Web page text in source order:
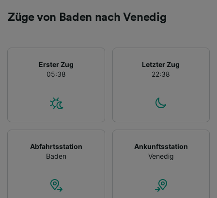
Züge von Baden nach Venedig
Erster Zug
05:38
Letzter Zug
22:38
Abfahrtsstation
Baden
Ankunftsstation
Venedig